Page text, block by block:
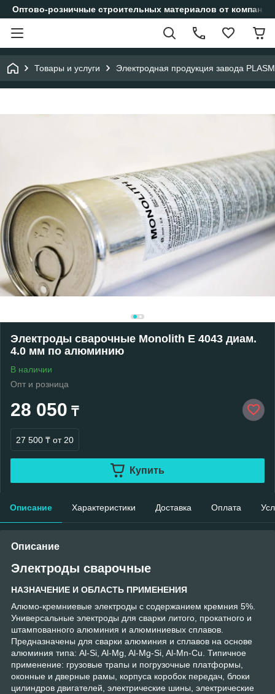
Оптово-розничные строительных материалов от
Товары и услуги Электродная продукция завода
Электроды сварочные Monolith E 4043 диам.
4.0 мм по алюминию
В наличии
Опт и розница
28 050 ₸
27 500 ₸ от 20
Купить
Описание Характеристики Доставка Оплата
Описание
Электроды сварочные
НАЗНАЧЕНИЕ И ОБЛАСТЬ ПРИМЕНЕНИЯ
Алюмо-кремниевые электроды с содержанием кремния 5%.
Универсальные электроды для сварки литого, прокатного и
штампованного алюминия и алюминиевых сплавов.
Предназначены для сварки алюминия и сплавов на основе
алюминия типа: Al-Si, Al-Mg, Al-Mg-Si, Al-Mn-Cu. Типичное
применение: грузовые трапы и погрузочные платформы,
оконные и дверные рамы, корпуса коробок передач, блоки
цилиндров двигателей, электрические шины, электрические